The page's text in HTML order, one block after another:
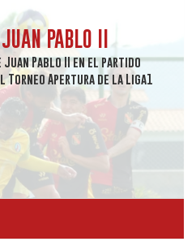
PABLO II
Juan Pablo II en el partido
Torneo Apertura de la Liga1